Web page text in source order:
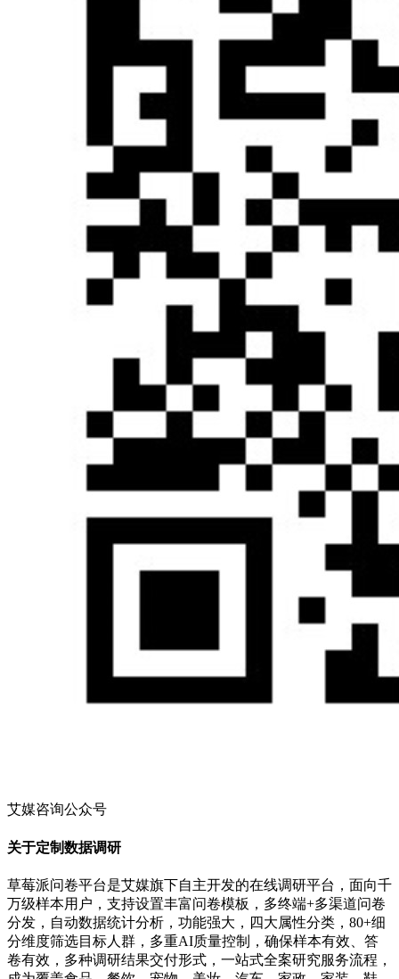
艾媒咨询公众号
关于定制数据调研
草莓派问卷平台是艾媒旗下自主开发的在线调研平台，面向千
万级样本用户，支持设置丰富问卷模板，多终端+多渠道问卷
分发，自动数据统计分析，功能强大，四大属性分类，80+细
分维度筛选目标人群，多重AI质量控制，确保样本有效、答
卷有效，多种调研结果交付形式，一站式全案研究服务流程，